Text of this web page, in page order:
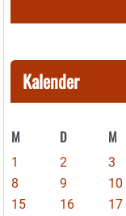
Kalender
M D M
1 2 3
8
9 10
15
16 17